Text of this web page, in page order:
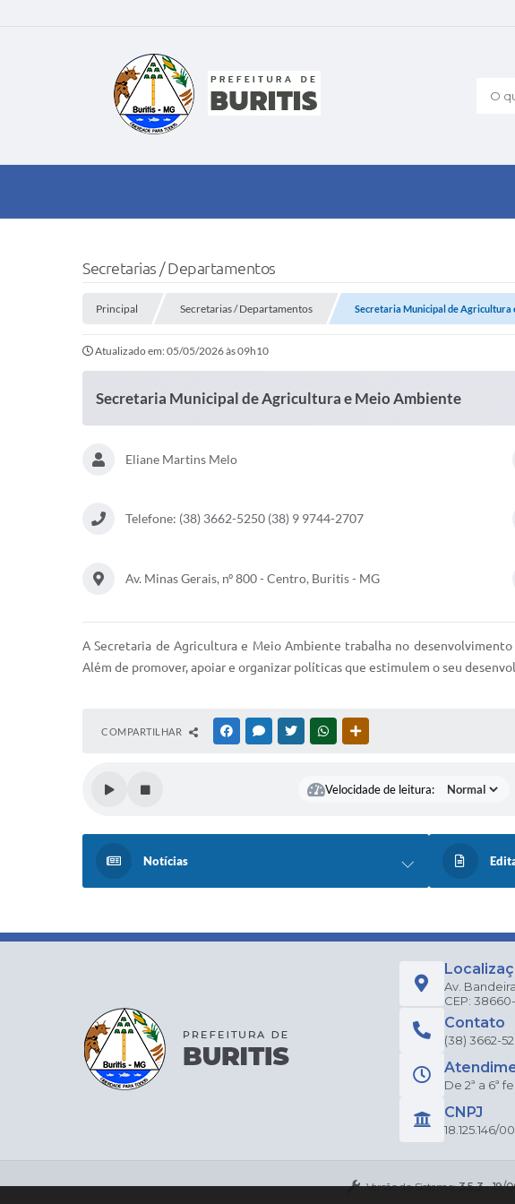
O
Secretarias / Departamentos
Principal Secretarias / Departamentos Secretaria Municipal de Agricultura
Atualizado em: 05/05/2026 às 09h10
Secretaria Municipal de Agricultura e Meio Ambiente
Eliane Martins Melo
Telefone: (38) 3662-5250 (38) 9 9744-2707
Av. Minas Gerais, nº 800 - Centro, Buritis - MG
A Secretaria de Agricultura e Meio Ambiente trabalha no
Além de promover, apoiar e organizar políticas que estimulem o seu
COMPARTILHAR FACEBOOKMESSENGER
TWITTERWHATSAPP
Velocidade de leitura:
Notícias
Av.
CEP:
Contato
(38) 3662-
De 2ª a 6ª
CNPJ
18.125.146/
Versão do Sistema:3.5.3 - 19/